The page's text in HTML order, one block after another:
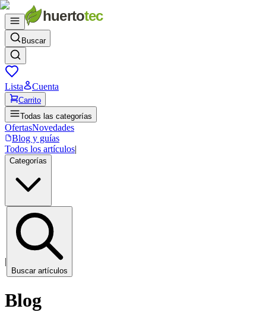
Buscar
Lista Cuenta
Carrito
Todas las categorías
OfertasNovedades
Blog y guías
Todos los artículos|
Categorías
|
Buscar artículos
Blog